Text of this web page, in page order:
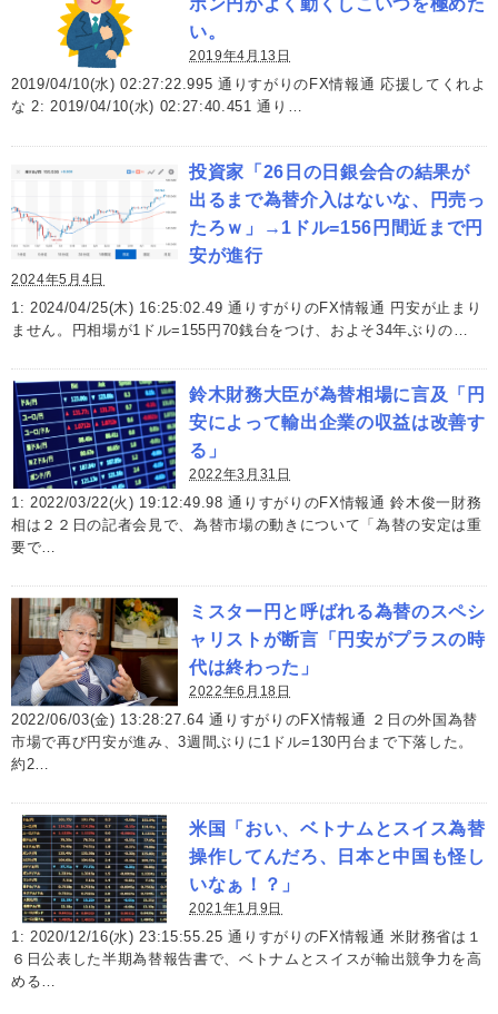
ポン円がよく動くしこいつを極めた
い。
2019年4月13日
2019/04/10(水) 02:27:22.995 通りすがりのFX情報通 応援してくれよ
な 2: 2019/04/10(水) 02:27:40.451 通り…
投資家「26日の日銀会合の結果が
出るまで為替介入はないな、円売っ
たろｗ」→1ドル=156円間近まで円
安が進行
2024年5月4日
1: 2024/04/25(木) 16:25:02.49 通りすがりのFX情報通 円安が止まり
ません。円相場が1ドル=155円70銭台をつけ、およそ34年ぶりの…
鈴木財務大臣が為替相場に言及「円
安によって輸出企業の収益は改善す
る」
2022年3月31日
1: 2022/03/22(火) 19:12:49.98 通りすがりのFX情報通 鈴木俊一財務
相は２２日の記者会見で、為替市場の動きについて「為替の安定は重
要で…
ミスター円と呼ばれる為替のスペシ
ャリストが断言「円安がプラスの時
代は終わった」
2022年6月18日
2022/06/03(金) 13:28:27.64 通りすがりのFX情報通 ２日の外国為替
市場で再び円安が進み、3週間ぶりに1ドル=130円台まで下落した。
約2…
米国「おい、ベトナムとスイス為替
操作してんだろ、日本と中国も怪し
いなぁ！？」
2021年1月9日
1: 2020/12/16(水) 23:15:55.25 通りすがりのFX情報通 米財務省は１
６日公表した半期為替報告書で、ベトナムとスイスが輸出競争力を高
める…